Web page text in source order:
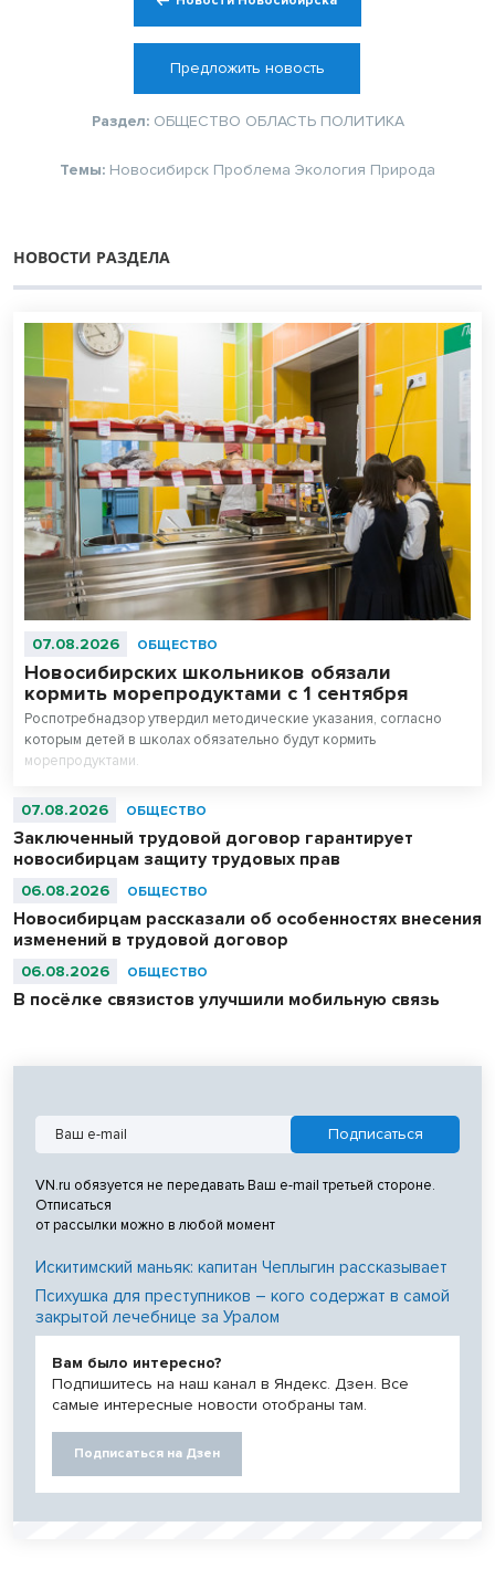
Предложить новость
Раздел: ОБЩЕСТВО ОБЛАСТЬ ПОЛИТИКА
Темы: Новосибирск Проблема Экология Природа
НОВОСТИ РАЗДЕЛА
07.08.2026 ОБЩЕСТВО
Новосибирских школьников обязали
кормить морепродуктами с 1 сентября
Роспотребнадзор утвердил методические указания, согласно
которым детей в школах обязательно будут кормить
морепродуктами.
07.08.2026 ОБЩЕСТВО
Заключенный трудовой договор гарантирует
новосибирцам защиту трудовых прав
06.08.2026 ОБЩЕСТВО
Новосибирцам рассказали об особенностях внесения
изменений в трудовой договор
06.08.2026 ОБЩЕСТВО
В посёлке связистов улучшили мобильную связь
VN.ru обязуется не передавать Ваш e-mail третьей стороне.
Отписаться
от рассылки можно в любой момент
Искитимский маньяк: капитан Чеплыгин рассказывает
Психушка для преступников – кого содержат в самой
закрытой лечебнице за Уралом
Вам было интересно?
Подпишитесь на наш канал в Яндекс. Дзен. Все
самые интересные новости отобраны там.
Подписаться на Дзен